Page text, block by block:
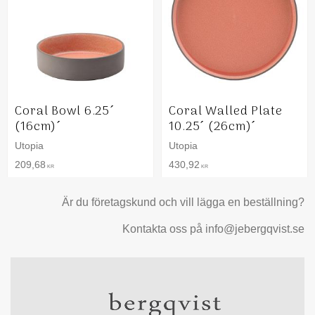
Coral Bowl 6.25´
(16cm)´
Utopia
209,68 KR
Coral Walled Plate
10.25´ (26cm)´
Utopia
430,92 KR
Är du företagskund och vill lägga en beställning?
Kontakta oss på info@jebergqvist.se